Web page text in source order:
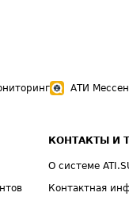
АТИ
КОНТАКТЫ И
О системе
Контактная